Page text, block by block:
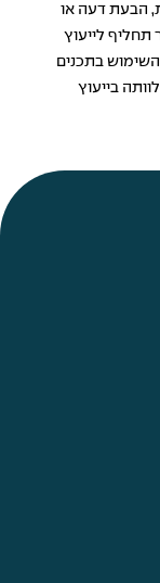
הבעת דעה או
תחליף לייעוץ
בתכנים
בייעוץ